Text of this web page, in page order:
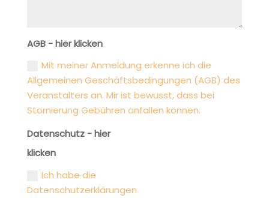
AGB - hier klicken
Mit meiner Anmeldung erkenne ich die
Allgemeinen Geschäftsbedingungen (AGB) des
Veranstalters an. Mir ist bewusst, dass bei
Stornierung Gebühren anfallen können.
Datenschutz - hier
klicken
Ich habe die
Datenschutzerklärungen